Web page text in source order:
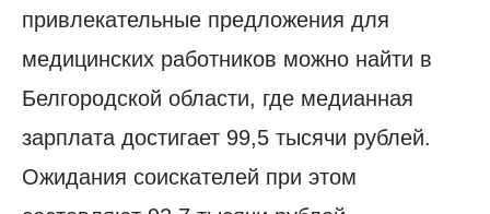
привлекательные предложения для
медицинских работников можно найти в
Белгородской области, где медианная
зарплата достигает 99,5 тысячи рублей.
Ожидания соискателей при этом